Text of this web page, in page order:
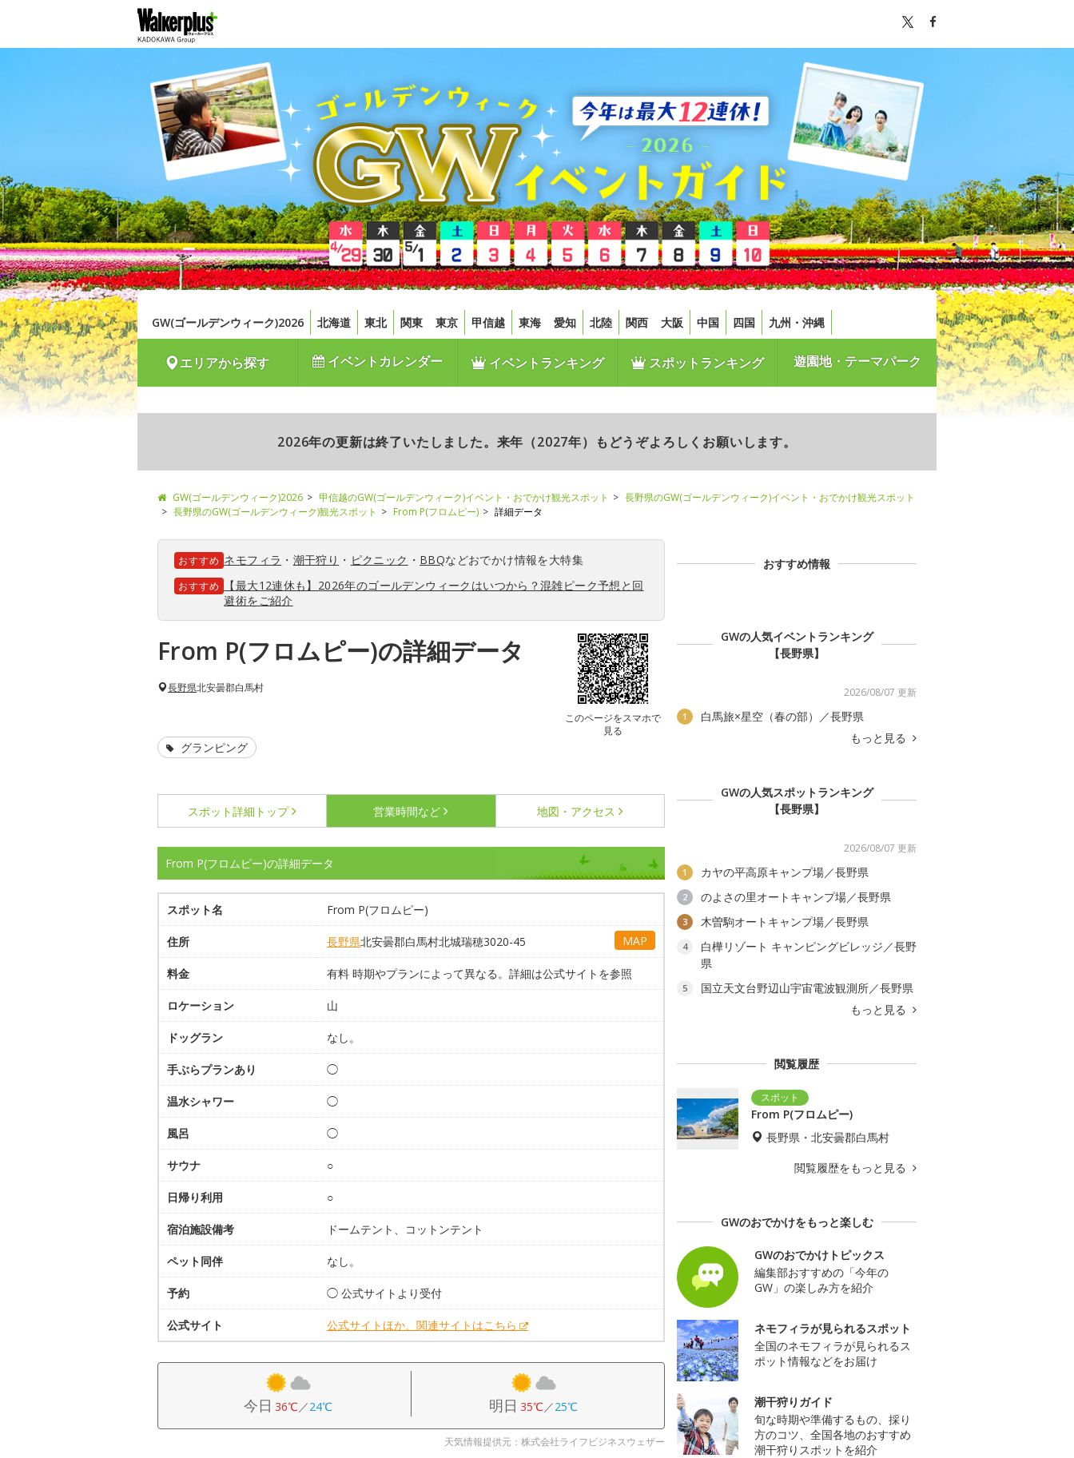
GW(ゴールデンウィーク)2026 北海道 東北 関東 東京 甲信越 東海 愛知 北陸 関西 大阪 中国 四国 九州・沖縄
エリアから探す イベントカレンダー イベントランキング スポットランキング 遊園地・テーマパーク
2026年の更新は終了いたしました。来年（2027年）もどうぞよろしくお願いします。
GW(ゴールデンウィーク)2026 甲信越のGW(ゴールデンウィーク)イベント・おでかけ観光スポット
長野県のGW(ゴールデンウィーク)イベント・おでかけ観光スポット
長野県のGW(ゴールデンウィーク)観光スポット
From P(フロムピー) 詳細データ
おすすめ ネモフィラ ・ 潮干狩り ・ ピクニック ・ BBQなどおでかけ情報を大特集
おすすめ
【最大12連休も】2026年のゴールデンウィークはいつから？混雑ピーク予想と回
避術をご紹介
From P(フロムピー)の詳細データ
このページをスマホで
見る
長野県北安曇郡白馬村
グランピング
スポット詳細 トップ 営業時間など 地図・アクセス
From P(フロムピー)の詳細データ
スポット名 From P(フロムピー)
住所 長野県北安曇郡白馬村北城瑞穂3020-45 MAP
料金 有料 時期やプランによって異なる。詳細は公式サイトを参照
ロケーション 山
ドッグラン なし。
手ぶらプランあり ◯
温水シャワー ◯
風呂 ◯
サウナ ○
日帰り利用 ○
宿泊施設備考 ドームテント、コットンテント
ペット同伴 なし。
予約 ◯ 公式サイトより受付
公式サイト 公式サイトほか、関連サイトはこちら
今日 36℃／24℃ 明日 35℃／25℃
天気情報提供元：株式会社ライフビジネスウェザー
おすすめ情報
GWの人気イベントランキング
【長野県】
2026/08/07 更新
1
白馬旅×星空（春の部）／長野県
もっと見る
GWの人気スポットランキング
【長野県】
2026/08/07 更新
1 カヤの平高原キャンプ場／長野県
2 のよさの里オートキャンプ場／長野県
3 木曽駒オートキャンプ場／長野県
4
白樺リゾート キャンピングビレッジ／長野
県
5
国立天文台野辺山宇宙電波観測所／長野県
もっと見る
閲覧履歴
From P(フロムピー)
長野県・北安曇郡白馬村
閲覧履歴をもっと見る
GWのおでかけをもっと楽しむ
GWのおでかけトピックス
編集部おすすめの「今年の
GW」の楽しみ方を紹介
ネモフィラが見られるスポット
全国のネモフィラが見られるス
ポット情報などをお届け
潮干狩りガイド
旬な時期や準備するもの、採り
方のコツ、全国各地のおすすめ
潮干狩りスポットを紹介